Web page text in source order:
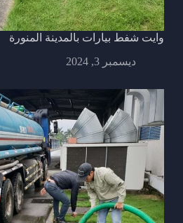
وايت شفط بيارات بالمدينة المنورة
ديسمبر 3, 2024